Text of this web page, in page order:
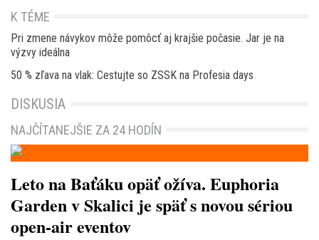
K TÉME
Pri zmene návykov môže pomôcť aj krajšie počasie. Jar je na
výzvy ideálna
50 % zľava na vlak: Cestujte so ZSSK na Profesia days
DISKUSIA
NAJČÍTANEJŠIE ZA 24 HODÍN
Leto na Baťáku opäť ožíva. Euphoria
Garden v Skalici je späť s novou sériou
open-air eventov